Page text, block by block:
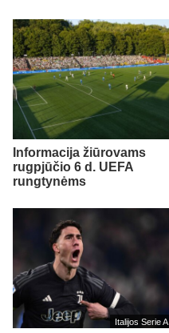
Informacija žiūrovams
rugpjūčio 6 d. UEFA
rungtynėms
Italijos Serie A